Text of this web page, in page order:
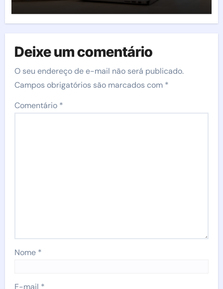
Deixe um comentário
O seu endereço de e-mail não será publicado.
Campos obrigatórios são marcados com *
Comentário *
Nome *
E-mail *